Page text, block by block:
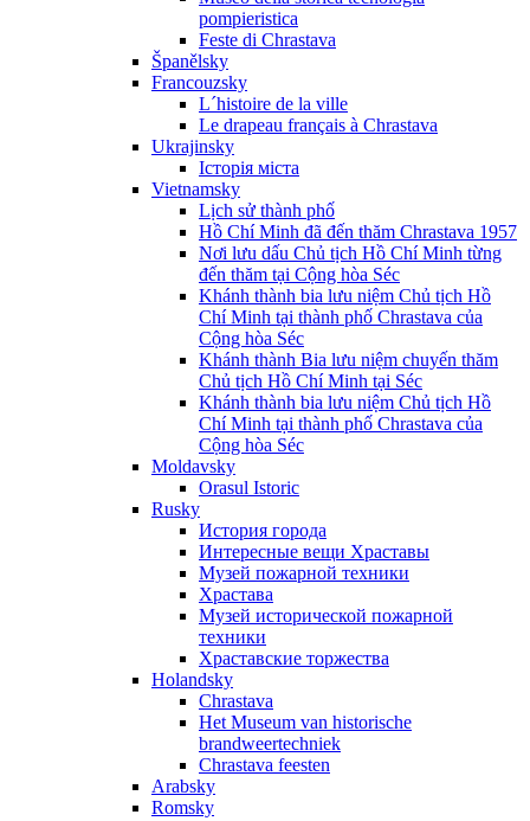
pompieristica
Feste di Chrastava
Španělsky
Francouzsky
L´histoire de la ville
Le drapeau français à Chrastava
Ukrajinsky
Історія міста
Vietnamsky
Lịch sử thành phố
Hồ Chí Minh đã đến thăm Chrastava 1957
Nơi lưu dấu Chủ tịch Hồ Chí Minh từng
đến thăm tại Cộng hòa Séc
Khánh thành bia lưu niệm Chủ tịch Hồ
Chí Minh tại thành phố Chrastava của
Cộng hòa Séc
Khánh thành Bia lưu niệm chuyến thăm
Chủ tịch Hồ Chí Minh tại Séc
Khánh thành bia lưu niệm Chủ tịch Hồ
Chí Minh tại thành phố Chrastava của
Cộng hòa Séc
Moldavsky
Orasul Istoric
Rusky
История города
Интересные вещи Храставы
Музей пожарной техники
Храстава
Музей исторической пожарной
техники
Храставские торжества
Holandsky
Chrastava
Het Museum van historische
brandweertechniek
Chrastava feesten
Arabsky
Romsky